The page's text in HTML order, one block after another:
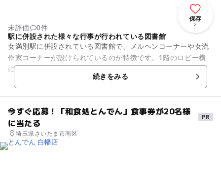
保存
2
未評価
0件
駅に併設された様々な行事が行われている図書館
女満別駅に併設されている図書館で、メルヘンコーナーや女流
作家コーナーが設けられているのが特徴です。1階のロビー横
には喫茶店が、2階には多目的ホールとステージが備えられて
います。第2・第4土曜日に...続きをみる
今すぐ応募！「和食処とんでん」食事券が20名様
に当たる
埼玉県さいたま市南区